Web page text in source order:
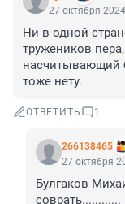
27 октября
Ни в одной
тружеников
насчитывающий
тоже нету.
ОТВЕТИТЬ 1
266138465
27 октября
Булгаков
соврать............